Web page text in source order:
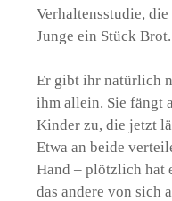
Verhaltensstudie,
Junge ein Stück
Er gibt ihr natürlich
ihm allein. Sie fängt
Kinder zu, die jetzt
Etwa an beide
Hand – plötzlich hat
das andere von sich